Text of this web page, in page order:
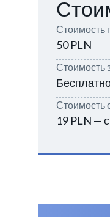
Стоимость
50 PLN
Стоимость
Стоимость
19 PLN —